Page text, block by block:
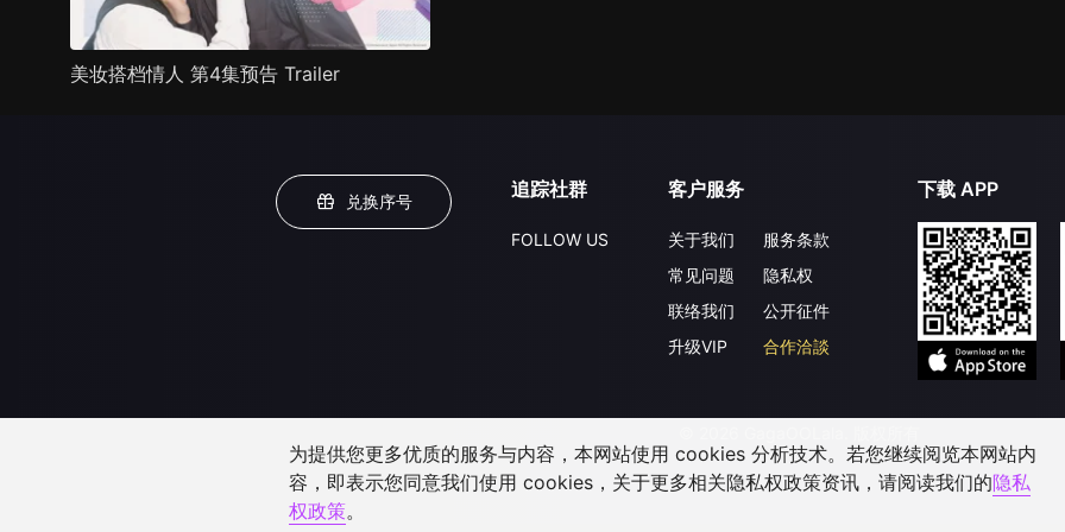
美妆搭档情人 第4集预告 Trailer
兑换序号
追踪社群
FOLLOW US
客户服务
关于我们
常见问题
联络我们
升级VIP
服务条款
隐私权
公开征件
合作洽談
下载 APP
为提供您更多优质的服务与内容，本网站使用 cookies 分析技术。若您继续阅览本网站内
容，即表示您同意我们使用 cookies，关于更多相关隐私权政策资讯，请阅读我们的隐私
权政策。